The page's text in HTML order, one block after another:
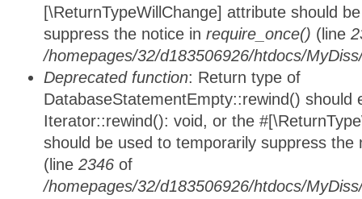
[\ReturnTypeWillChange] attribute should
suppress the notice in require_once() (line
/homepages/32/d183506926/htdocs/
Deprecated function: Return type of
DatabaseStatementEmpty::rewind() should
Iterator::rewind(): void, or the
should be used to temporarily suppress
(line 2346 of
/homepages/32/d183506926/htdocs/